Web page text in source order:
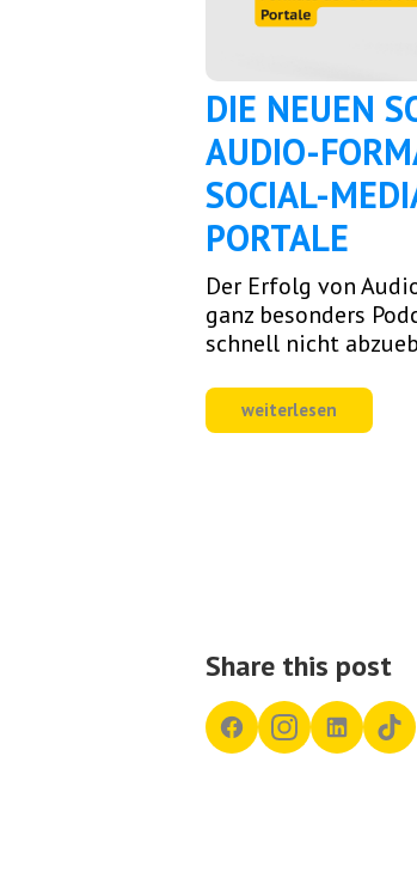
DIE NEUEN
AUDIO-
SOCIAL-
PORTALE
Der Erfolg von
ganz besonders
schnell nicht
weiterlesen
Share this post